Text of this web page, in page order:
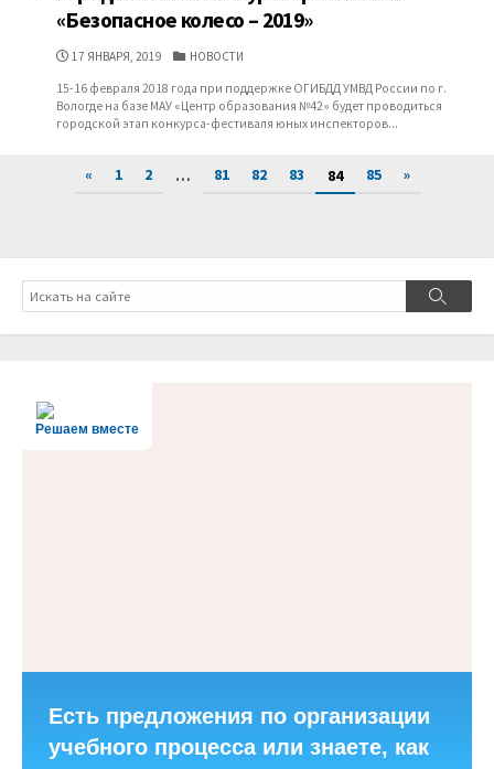
«Безопасное колесо – 2019»
ДАТА
17 ЯНВАРЯ, 2019 КАТЕГОРИИ
НОВОСТИ
15-16 февраля 2018 года при поддержке ОГИБДД УМВД России по г.
Вологде на базе МАУ «Центр образования №42» будет проводиться
городской этап конкурса-фестиваля юных инспекторов...
Пагинация
« 1 2 … 81 82 83 84 85 »
Поиск
Поиск
Решаем вместе
Есть предложения по организации
учебного процесса или знаете, как